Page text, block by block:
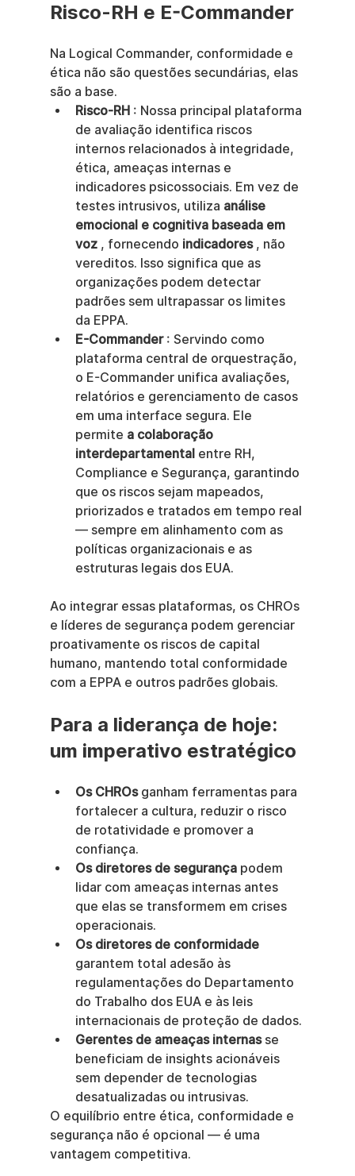
Risco-RH e E-Commander
Na Logical Commander, conformidade e
ética não são questões secundárias, elas
são a base.
Risco-RH : Nossa principal plataforma
de avaliação identifica riscos
internos relacionados à integridade,
ética, ameaças internas e
indicadores psicossociais. Em vez de
testes intrusivos, utiliza análise
emocional e cognitiva baseada em
voz , fornecendo indicadores , não
vereditos. Isso significa que as
organizações podem detectar
padrões sem ultrapassar os limites
da EPPA.
E-Commander : Servindo como
plataforma central de orquestração,
o E-Commander unifica avaliações,
relatórios e gerenciamento de casos
em uma interface segura. Ele
permite a colaboração
interdepartamental entre RH,
Compliance e Segurança, garantindo
que os riscos sejam mapeados,
priorizados e tratados em tempo real
— sempre em alinhamento com as
políticas organizacionais e as
estruturas legais dos EUA.
Ao integrar essas plataformas, os CHROs
e líderes de segurança podem gerenciar
proativamente os riscos de capital
humano, mantendo total conformidade
com a EPPA e outros padrões globais.
Para a liderança de hoje:
um imperativo estratégico
Os CHROs ganham ferramentas para
fortalecer a cultura, reduzir o risco
de rotatividade e promover a
confiança.
Os diretores de segurança podem
lidar com ameaças internas antes
que elas se transformem em crises
operacionais.
Os diretores de conformidade
garantem total adesão às
regulamentações do Departamento
do Trabalho dos EUA e às leis
internacionais de proteção de dados.
Gerentes de ameaças internas se
beneficiam de insights acionáveis
sem depender de tecnologias
desatualizadas ou intrusivas.
O equilíbrio entre ética, conformidade e
segurança não é opcional — é uma
vantagem competitiva.